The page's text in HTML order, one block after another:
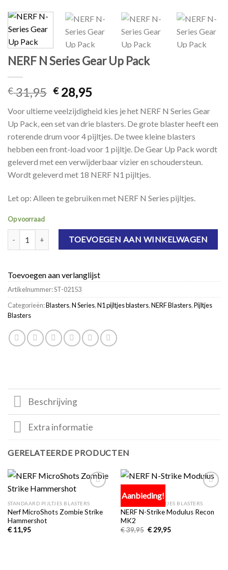
NERF N Series Gear Up Pack
€31,95 €28,95
Voor ultieme veelzijdigheid kies je het NERF N Series Gear
Up Pack, een set van drie blasters. De grote blaster heeft een
roterende drum voor 4 pijltjes. De twee kleine blasters
hebben een front-load voor 1 pijltje. De Gear Up Pack wordt
geleverd met een verwijderbaar vizier en schoudersteun.
Wordt geleverd met 18 NERF N1 pijltjes.
Let op: Alleen te gebruiken met NERF N Series pijltjes.
Op voorraad
NERF N Series Gear Up Pack aantalTOEVOEGEN AAN WINKELWAGEN
Toevoegen aan verlanglijst
Artikelnummer:ST-02153
Categorieën:Blasters,N Series,N1 pijltjes blasters,NERF Blasters,Pijltjes
Blasters
Beschrijving
Extra informatie
GERELATEERDE PRODUCTEN
aan
verlanglijst
STANDAARD PIJLTJES BLASTERS
Nerf MicroShots Zombie Strike
Hammershot
€11,95
Aanbieding!
aan
verlanglijst
STANDAARD PIJLTJES BLASTERS
NERF N-Strike Modulus Recon
MK2
€39,95 €29,95